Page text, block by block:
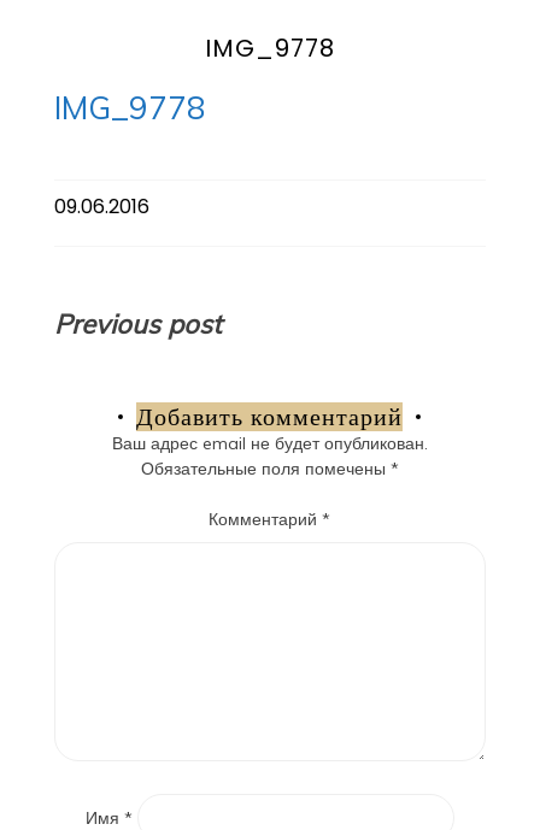
IMG_9778
IMG_9778
09.06.2016
Навигация
записям
Previous post
Добавить комментарий
Ваш адрес email не будет опубликован.
Обязательные поля помечены *
Комментарий*
Имя *